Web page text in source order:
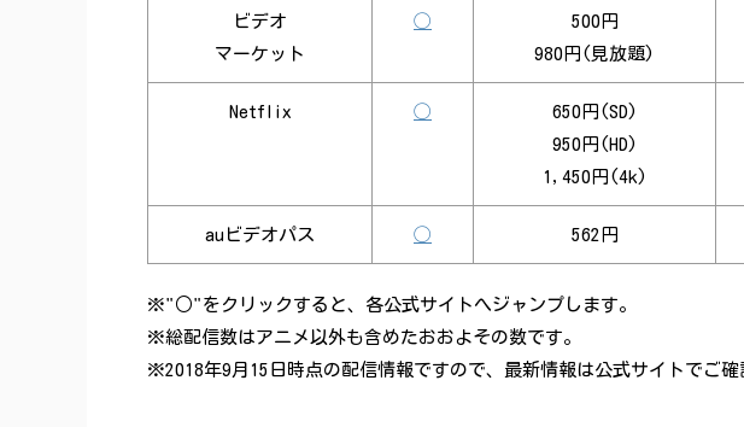
ビデオ
マーケット
◯
500円
980円(見放題)
Netflix ◯
650円(SD)
950円(HD)
1,450円(4k)
auビデオパス ◯ 562円
※"○"をクリックすると、各公式サイトへジャンプします。
※総配信数はアニメ以外も含めたおおよその数です。
※2018年9月15日時点の配信情報ですので、最新情報は公式サイトでご確